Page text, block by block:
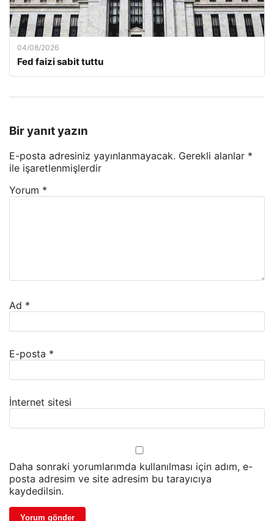
04/08/2026
Fed faizi sabit tuttu
Bir yanıt yazın
E-posta adresiniz yayınlanmayacak. Gerekli alanlar *
ile işaretlenmişlerdir
Yorum *
Ad *
E-posta *
İnternet sitesi
Daha sonraki yorumlarımda kullanılması için adım, e-
posta adresim ve site adresim bu tarayıcıya
kaydedilsin.